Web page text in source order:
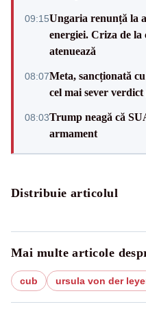
09:15Ungaria renunță la
energiei. Criza de la
atenuează
08:07Meta, sancționată
cel mai sever
08:03Trump neagă că
armament
Distribuie articolul
Mai multe articole
cub ursula von der